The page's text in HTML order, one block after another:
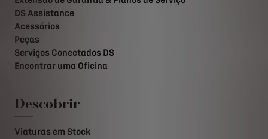
DS Assistance
Acessórios
Peças
Serviços Conectados DS
Encontrar uma Oficina
Descobrir
Viaturas em Stock